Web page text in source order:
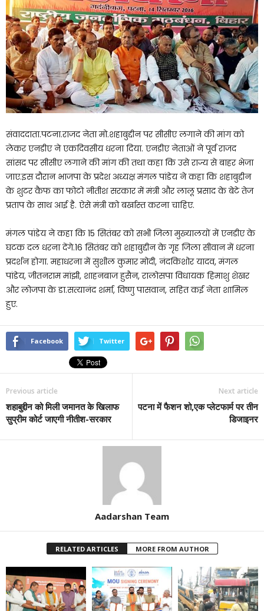
संवाददाता.पटना.राजद नेता मो.शहाबुद्दीन पर सीसीए लगाने की मांग को
लेकर एनडीए ने एकदिवसीय धरना दिया. एनडीए नेताओं ने पूर्व राजद
सांसद पर सीसीए लगाने की मांग की तथा कहा कि उसे राज्य से बाहर भेजा
जाए.इस दौरान भाजपा के प्रदेश अध्यक्ष मंगल पांडेय ने कहा कि शहाबुद्दीन
के शुटर कैफ का फोटो नीतीश सरकार में मंत्री और लालू प्रसाद के बेटे तेज
प्रताप के साथ आई है. ऐसे मंत्री को बर्खास्त करना चाहिए.
मंगल पांडेय ने कहा कि 15 सितंबर को सभी जिला मुख्यालयों में एनडीए के
घटक दल धरना देंगे.16 सितंबर को शहाबुद्दीन के गृह जिला सीवान में धरना
प्रदर्शन होगा. महाधरना में सुशील कुमार मोदी, नंदकिशोर यादव, मंगल
पांडेय, जीतनराम मांझी, शाहनबाज हुसैन, रालोसपा विधायक हिमाशु शेखर
और लोजपा के डा.सत्यानंद शर्मा, विष्णु पासवान, सहित कई नेता शामिल
हुए.
Facebook Twitter
Previous article
शहाबुद्दीन को मिली जमानत के खिलाफ
सुप्रीम कोर्ट जाएगी नीतीश-सरकार
Next article
पटना में फैशन शो,एक प्लेटफार्म पर तीन
डिजाइनर
Aadarshan Team
RELATED ARTICLES MORE FROM AUTHOR